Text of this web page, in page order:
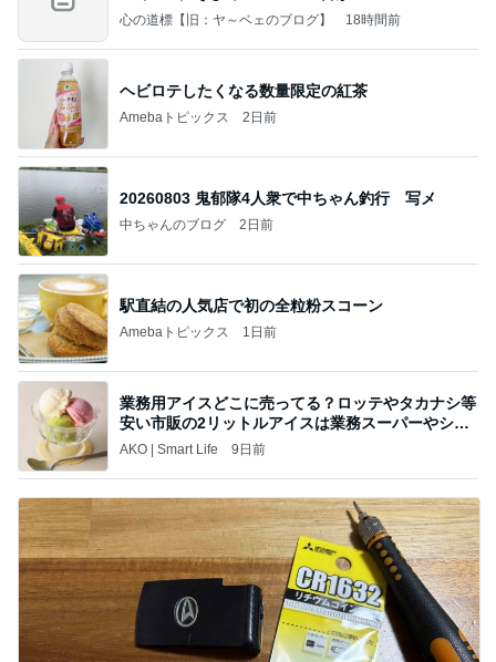
心の道標【旧：ヤ～ベェのブログ】 18時間前
ヘビロテしたくなる数量限定の紅茶
Amebaトピックス 2日前
20260803 鬼郁隊4人衆で中ちゃん釣行 写メ
中ちゃんのブログ 2日前
駅直結の人気店で初の全粒粉スコーン
Amebaトピックス 1日前
業務用アイスどこに売ってる？ロッテやタカナシ等
安い市販の2リットルアイスは業務スーパーやシャ
トレ
AKO | Smart Life 9日前